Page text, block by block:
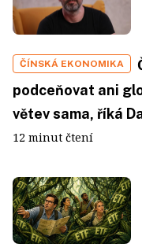
ČÍNSKÁ EKONOMIKA
podceňovat ani
větev sama, říká
12 minut čtení